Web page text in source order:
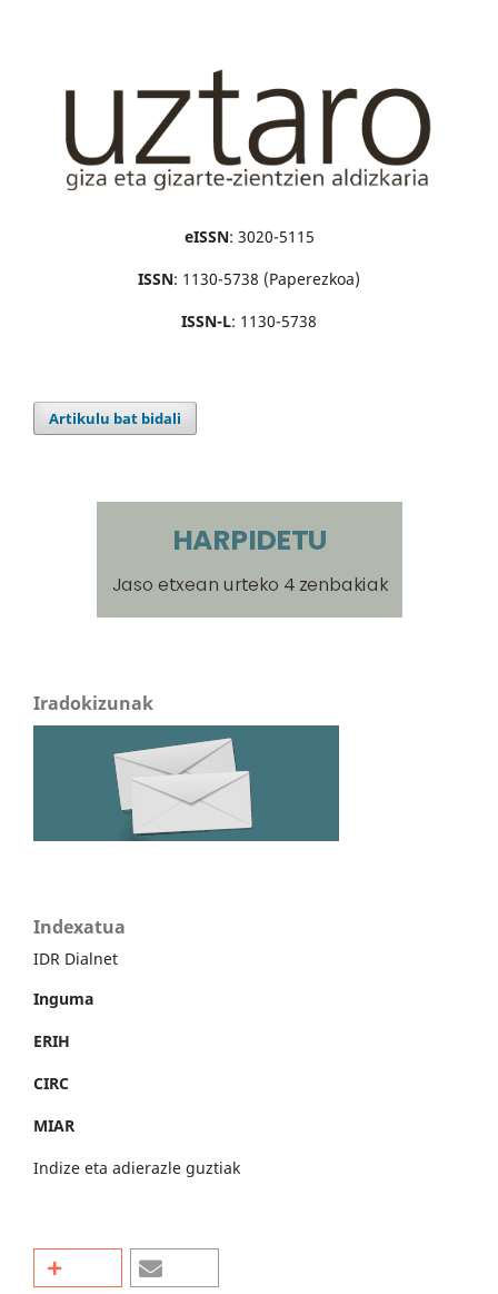
eISSN: 3020-5115
ISSN: 1130-5738 (Paperezkoa)
ISSN-L: 1130-5738
Artikulu bat bidali
Iradokizunak
Indexatua
IDR Dialnet
Inguma
ERIH
CIRC
MIAR
Indize eta adierazle guztiak